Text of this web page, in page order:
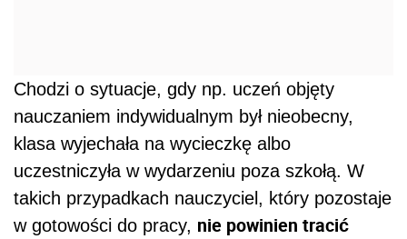
Chodzi o sytuacje, gdy np. uczeń objęty
nauczaniem indywidualnym był nieobecny,
klasa wyjechała na wycieczkę albo
uczestniczyła w wydarzeniu poza szkołą. W
takich przypadkach nauczyciel, który pozostaje
w gotowości do pracy, nie powinien tracić